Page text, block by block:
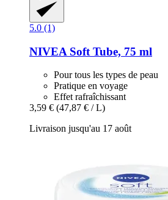
5.0 (1)
NIVEA Soft Tube, 75 ml
Pour tous les types de peau
Pratique en voyage
Effet rafraîchissant
3,59 € (47,87 € / L)
Livraison jusqu'au 17 août